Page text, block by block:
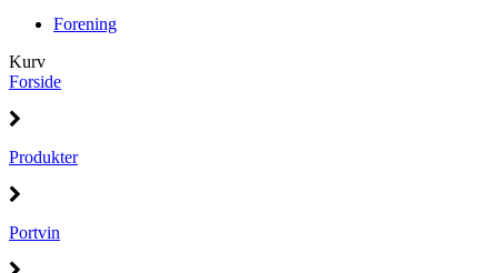
Forening
Kurv
Forside
Produkter
Portvin